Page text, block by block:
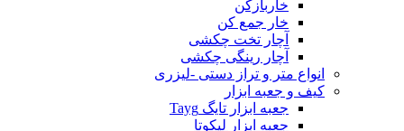
خاربازکن
خار جمع کن
آچار تخت چکشی
آچار رینگی چکشی
انواع متر و تراز دستی -لیزری
کیف و جعبه ابزار
جعبه ابزار تایگ Tayg
جعبه ابزار لیکوتا